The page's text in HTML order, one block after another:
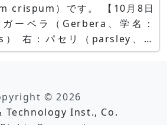
）です。 【10月8日
右：パセリ（parsley、学
ガーベラとは ガー
© 2026
Technology Inst., Co.